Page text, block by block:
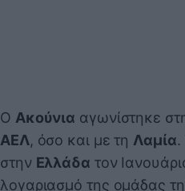
Ο Ακούνια αγωνίστηκε
ΑΕΛ, όσο και με τηΛαμία.
στην Ελλάδα τον
λογαριασμό της ομάδας